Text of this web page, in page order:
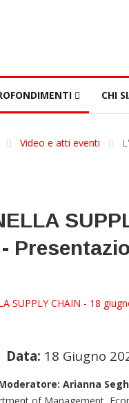
CHI
Video e atti eventi
Data: 18 Giugno
Arianna